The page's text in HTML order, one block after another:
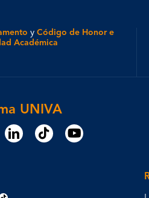
y Código de Honor e
Académica
UNIVA